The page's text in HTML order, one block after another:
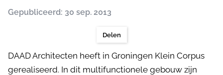
Gepubliceerd: 30 sep. 2013
Delen
DAAD Architecten heeft in Groningen Klein Corpus
gerealiseerd. In dit multifunctionele gebouw zijn